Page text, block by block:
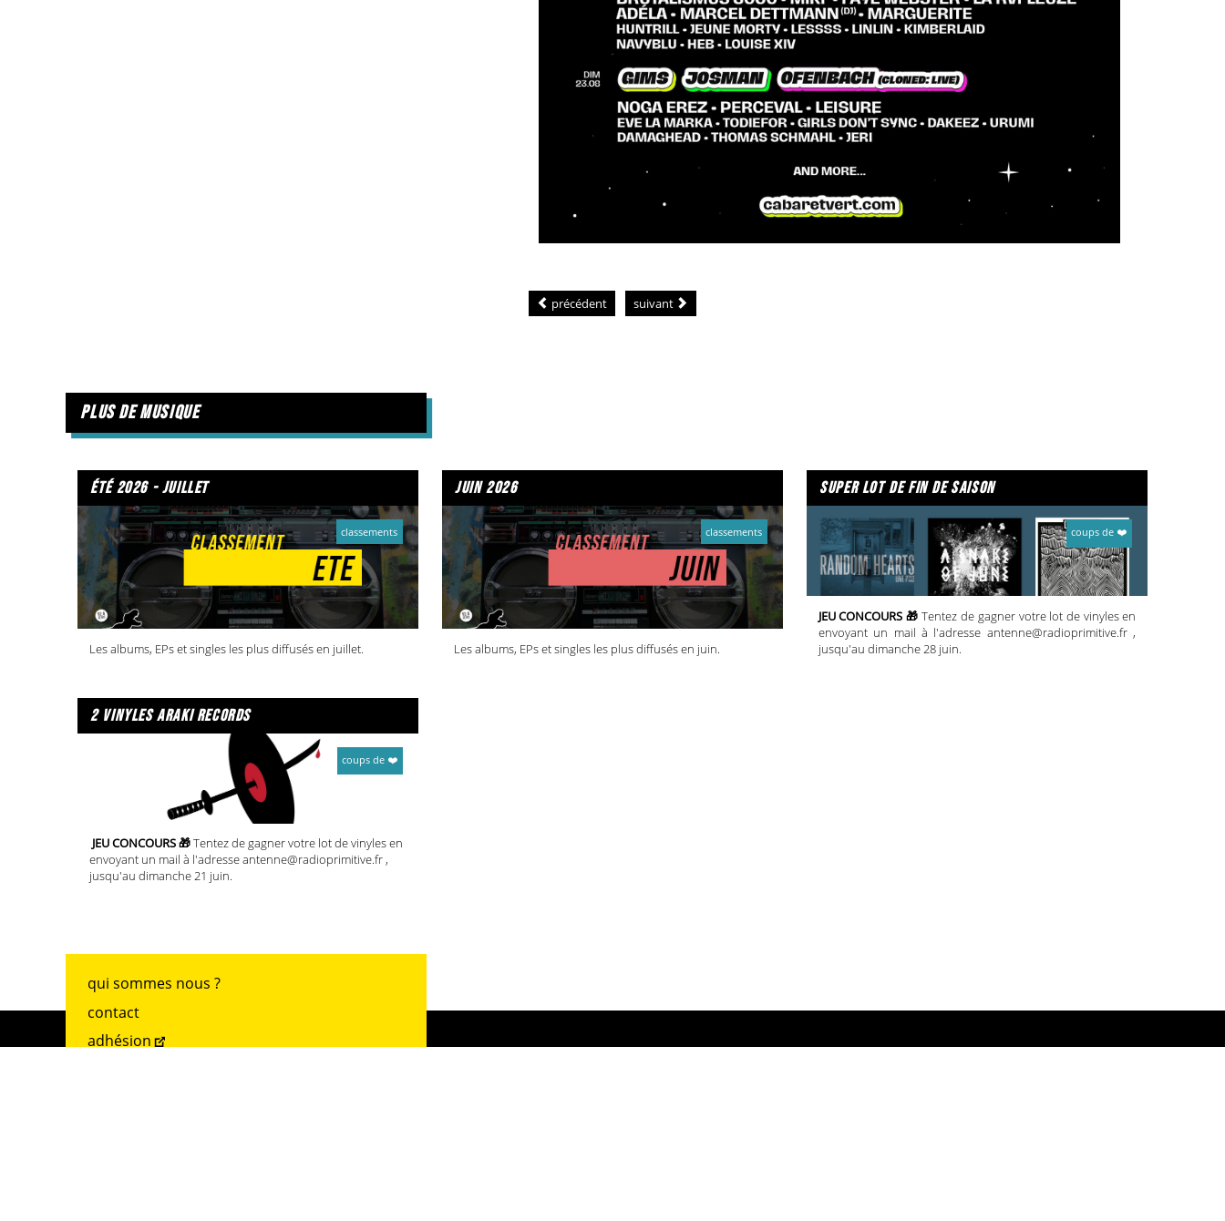
précédent suivant
plus de musique
été 2026 - juillet
classements
Les albums, EPs et singles les plus diffusés en juillet.
juin 2026
classements
Les albums, EPs et singles les plus diffusés en juin.
super lot de fin de saison
coups de ❤️
JEU CONCOURS 🎁Tentez de gagner votre lot de vinyles en
envoyant un mail à l'adresse antenne@radioprimitive.fr ,
jusqu'au dimanche 28 juin.
2 vinyles araki records
coups de ❤️
JEU CONCOURS 🎁Tentez de gagner votre lot de vinyles en
envoyant un mail à l'adresse antenne@radioprimitive.fr ,
jusqu'au dimanche 21 juin.
qui sommes nous ?
contact
adhésion